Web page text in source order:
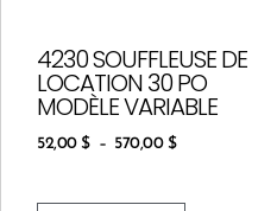
4230 SOUFFLEUSE DE
LOCATION 30 PO
MODÈLE VARIABLE
52,00$ – 570,00 $